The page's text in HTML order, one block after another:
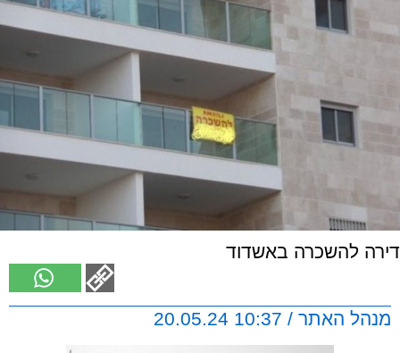
דירה להשכרה באשדוד
מנהל האתר / 10:37 20.05.24